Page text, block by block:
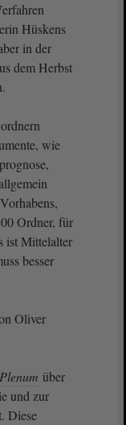
Hüskens
in der
dem Herbst
wie
Ordner, für
ist Mittelalter
besser
Oliver
Plenum über
und zur
Diese